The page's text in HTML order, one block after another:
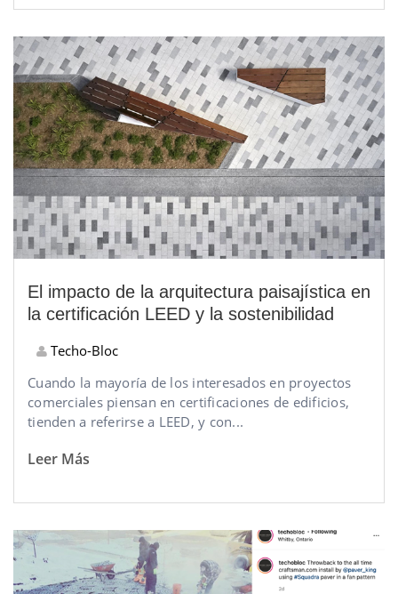
El impacto de la arquitectura paisajística en
la certificación LEED y la sostenibilidad
Techo-Bloc
Cuando la mayoría de los interesados en proyectos
comerciales piensan en certificaciones de edificios,
tienden a referirse a LEED, y con...
Leer Más